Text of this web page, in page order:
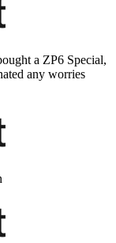
a ZP6 Special,
any worries